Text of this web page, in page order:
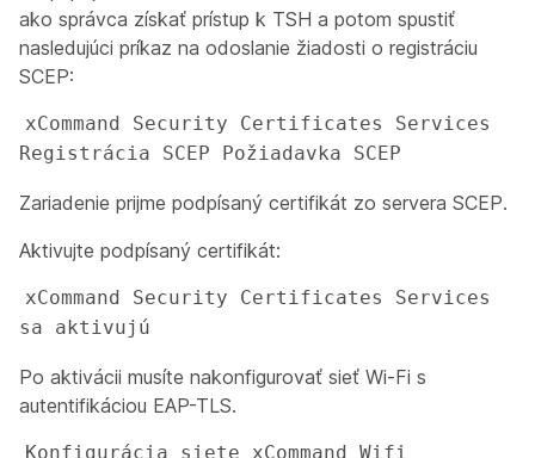
ako správca získať prístup k TSH a potom spustiť
nasledujúci príkaz na odoslanie žiadosti o registráciu
SCEP:
xCommand Security Certificates Services
Registrácia SCEP Požiadavka SCEP
Zariadenie prijme podpísaný certifikát zo servera SCEP.
Aktivujte podpísaný certifikát:
xCommand Security Certificates Services
sa aktivujú
Po aktivácii musíte nakonfigurovať sieť Wi-Fi s
autentifikáciou EAP-TLS.
Konfigurácia siete xCommand Wifi